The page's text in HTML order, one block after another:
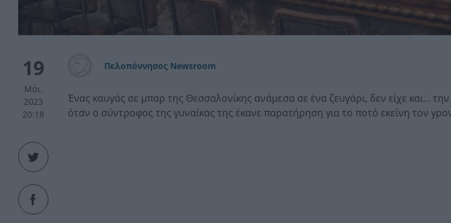
19
Μάι.
2023
20:18
Πελοπόννησος Newsroom
Ένας καυγάς σε μπαρ της Θεσσαλονίκης ανάμεσα σε ένα ζευγάρι, δεν είχε και…
όταν ο σύντροφος της γυναίκας της έκανε παρατήρηση για το ποτό εκείνη τον